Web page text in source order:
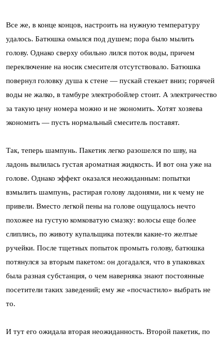
Все же, в конце концов, настроить на нужную температуру
удалось. Батюшка омылся под душем; пора было мылить
голову. Однако сверху обильно лился поток воды, причем
переключение на носик смесителя отсутствовало. Батюшка
повернул головку душа к стене — пускай стекает вниз; горячей
воды не жалко, в тамбуре электробойлер стоит. А электричество
за такую цену номера можно и не экономить. Хотят хозяева
экономить — пусть нормальный смеситель поставят.
Так, теперь шампунь. Пакетик легко разошелся по шву, на
ладонь вылилась густая ароматная жидкость. И вот она уже на
голове. Однако эффект оказался неожиданным: попытки
взмылить шампунь, растирая голову ладонями, ни к чему не
привели. Вместо легкой пены на голове ощущалось нечто
похожее на густую комковатую смазку: волосы еще более
слиплись, по животу купальщика потекли какие-то желтые
ручейки. После тщетных попыток промыть голову, батюшка
потянулся за вторым пакетом: он догадался, что в упаковках
была разная субстанция, о чем наверняка знают постоянные
посетители таких заведений; ему же «посчастило» выбрать не
то.
И тут его ожидала вторая неожиданность. Второй пакетик, по